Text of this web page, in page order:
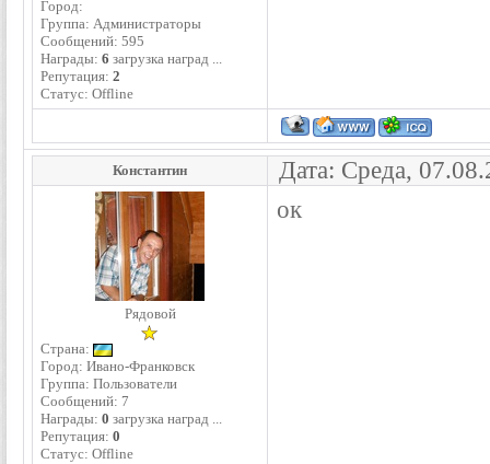
Город:
Группа: Администраторы
Сообщений: 595
Награды: 6 загрузка наград ...
Репутация: 2
Статус: Offline
Константин Дата: Среда,
Рядовой
Страна:
Город: Ивано-Франковск
Группа: Пользователи
Сообщений: 7
Награды: 0 загрузка наград ...
Репутация: 0
Статус: Offline
ок